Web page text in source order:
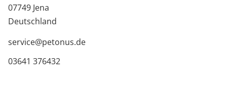
07749 Jena
Deutschland
service@petonus.de
03641 376432